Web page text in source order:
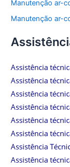
Manutenção ar-
Manutenção ar-
Assistência
Assistência
Assistência
Assistência
Assistência
Assistência
Assistência
Assistência